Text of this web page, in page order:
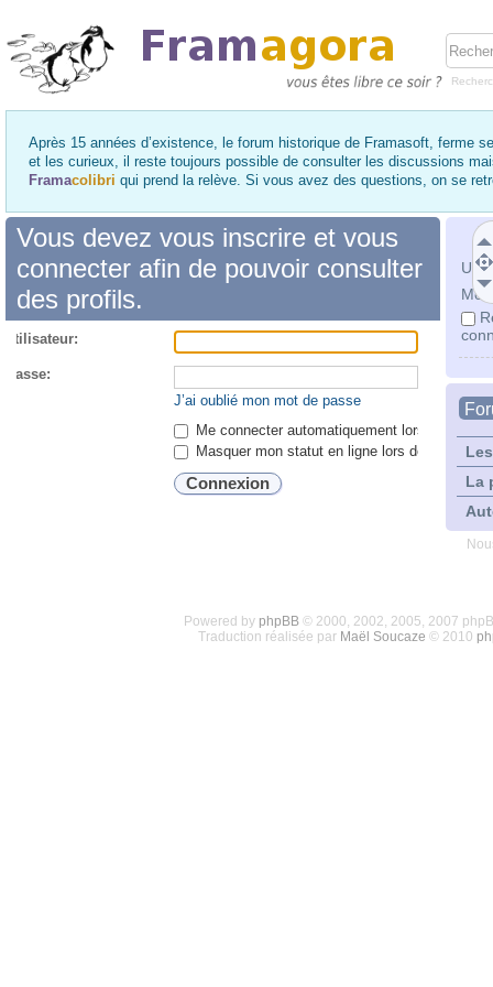
Après 15 années d’existence, le forum historique de Framasoft, ferme
et les curieux, il reste toujours possible de consulter les discussions
Framacolibri qui prend la relève. Si vous avez des questions, on se
Mot
La
Vous devez vous inscrire et vous
connecter afin de pouvoir consulter
des profils.
passe:
J’ai oublié mon mot de passe
Me connecter automatiquement lors de
Masquer mon statut en ligne lors de cette
Powered by phpBB© 2000, 2002, 2005, 2007
Traduction réalisée par Maël Soucaze © 2010